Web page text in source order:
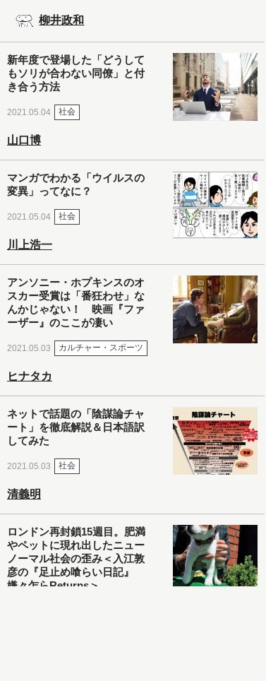
柳井政和
新年度で登場した「どうして
もソリが合わない同僚」と付
き合う方法
2021.05.04 社会
山口博
マンガでわかる「ウイルスの
変異」ってなに？
2021.05.04 社会
川上浩一
アンソニー・ホプキンスのオ
スカー受賞は「番狂わせ」な
んかじゃない！ 映画『ファ
ーザー』のここが凄い
2021.05.03 カルチャー・スポーツ
ヒナタカ
ネットで話題の「陰謀論チャ
ート」を徹底解説＆日本語訳
してみた
2021.05.03 社会
清義明
ロンドン再封鎖15週目。肥満
やペットに現れ出したニュー
ノーマル社会の歪み＜入江敦
彦の『足止め喰らい日記』
嫌々乍らReturns＞